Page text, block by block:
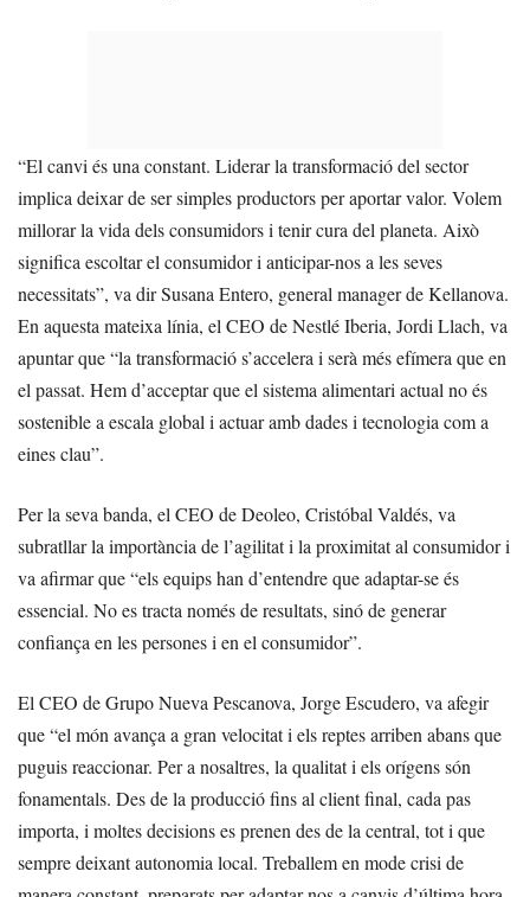
“El canvi és una constant. Liderar la transformació del sector
implica deixar de ser simples productors per aportar valor. Volem
millorar la vida dels consumidors i tenir cura del planeta. Això
significa escoltar el consumidor i anticipar-nos a les seves
necessitats”, va dir Susana Entero, general manager de Kellanova.
En aquesta mateixa línia, el CEO de Nestlé Iberia, Jordi Llach, va
apuntar que “la transformació s’accelera i serà més efímera que en
el passat. Hem d’acceptar que el sistema alimentari actual no és
sostenible a escala global i actuar amb dades i tecnologia com a
eines clau”.
Per la seva banda, el CEO de Deoleo, Cristóbal Valdés, va
subratllar la importància de l’agilitat i la proximitat al consumidor i
va afirmar que “els equips han d’entendre que adaptar-se és
essencial. No es tracta només de resultats, sinó de generar
confiança en les persones i en el consumidor”.
El CEO de Grupo Nueva Pescanova, Jorge Escudero, va afegir
que “el món avança a gran velocitat i els reptes arriben abans que
puguis reaccionar. Per a nosaltres, la qualitat i els orígens són
fonamentals. Des de la producció fins al client final, cada pas
importa, i moltes decisions es prenen des de la central, tot i que
sempre deixant autonomia local. Treballem en mode crisi de